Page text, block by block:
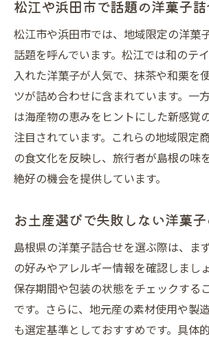
松江や浜田市で話題の洋菓子
松江市や浜田市では、地域限定の洋菓
話題を呼んでいます。松江では和のテ
入れた洋菓子が人気で、抹茶や和栗を
ツが詰め合わせに含まれています。一
は海産物の恵みをヒントにした新感覚
注目されています。これらの地域限定
の食文化を反映し、旅行者が島根の味
絶好の機会を提供しています。
お土産選びで失敗しない洋菓
島根県の洋菓子詰合せを選ぶ際は、ま
の好みやアレルギー情報を確認しまし
保存期間や包装の状態をチェックする
です。さらに、地元産の素材使用や製
も選定基準としておすすめです。具体